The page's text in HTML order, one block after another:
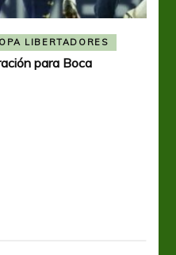
LIBERTADORES
para Boca